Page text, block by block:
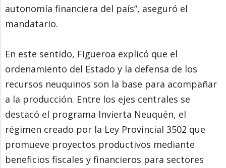
autonomía financiera del país”, aseguró el
mandatario.
En este sentido, Figueroa explicó que el
ordenamiento del Estado y la defensa de los
recursos neuquinos son la base para acompañar
a la producción. Entre los ejes centrales se
destacó el programa Invierta Neuquén, el
régimen creado por la Ley Provincial 3502 que
promueve proyectos productivos mediante
beneficios fiscales y financieros para sectores